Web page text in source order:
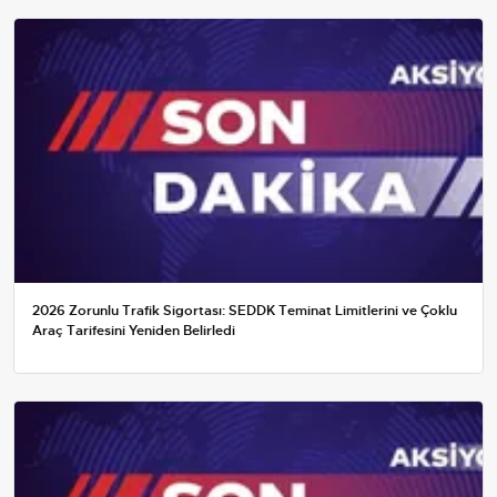
2026 Zorunlu Trafik Sigortası: SEDDK Teminat Limitlerini ve Çoklu
Araç Tarifesini Yeniden Belirledi